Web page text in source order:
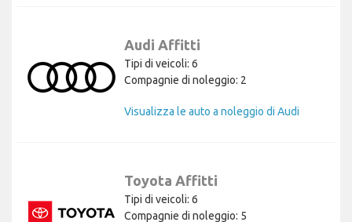
Audi Affitti
Tipi di veicoli: 6
Compagnie di noleggio: 2
Visualizza le auto a noleggio di Audi
Toyota Affitti
Tipi di veicoli: 6
Compagnie di noleggio: 5